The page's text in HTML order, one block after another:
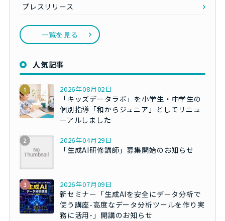
プレスリリース
一覧を見る
人気記事
2026年08月02日
「キッズデータラボ」を小学生・中学生の
個別指導「和からジュニア」としてリニュ
ーアルしました
2026年04月29日
「生成AI研修講師」募集開始のお知らせ
2026年07月09日
新セミナー「生成AIを安全にデータ分析で
使う講座-高度なデータ分析ツールを作り実
務に活用-」開講のお知らせ